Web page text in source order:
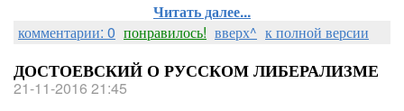
Читать далее...
комментарии: 0 понравилось! вверх^ к полной версии
ДОСТОЕВСКИЙ О РУССКОМ ЛИБЕРАЛИЗМЕ
21-11-2016 21:45